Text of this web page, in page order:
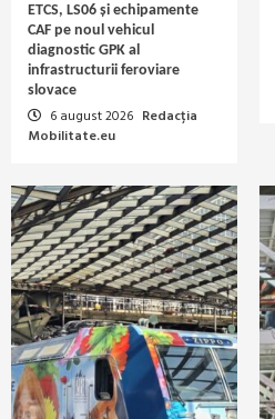
ETCS, LS06 și echipamente
CAF pe noul vehicul
diagnostic GPK al
infrastructurii feroviare
slovace
6 august 2026 Redacția
Mobilitate.eu